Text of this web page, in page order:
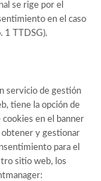
se rige por el
en el caso
1 TTDSG).
servicio de gestión
tiene la opción de
en el banner
obtener y gestionar
para el
sitio web, los